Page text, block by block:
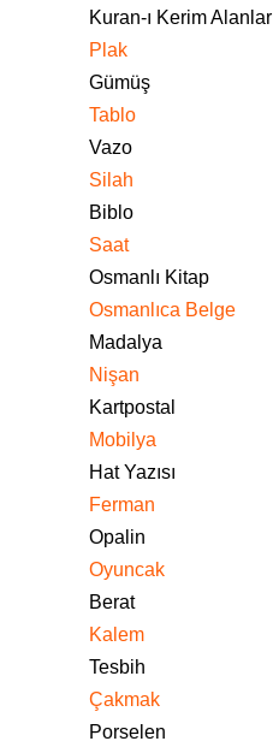
Kuran-ı Kerim Alanlar
Plak
Gümüş
Tablo
Vazo
Silah
Biblo
Saat
Osmanlı Kitap
Osmanlıca Belge
Madalya
Nişan
Kartpostal
Mobilya
Hat Yazısı
Ferman
Opalin
Oyuncak
Berat
Kalem
Tesbih
Çakmak
Porselen